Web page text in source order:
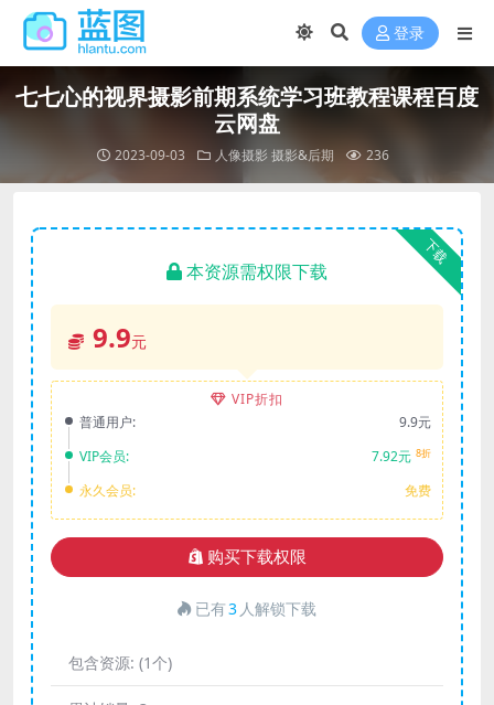
登录
七七心的视界摄影前期系统学习班教程课程百度
云网盘
2023-09-03 人像摄影 摄影&后期 236
下载
本资源需权限下载
9.9元
VIP折扣
普通用户:
9.9元
VIP会员:
7.92元 8折
永久会员: 免费
购买下载权限
已有3 人解锁下载
包含资源: (1个)